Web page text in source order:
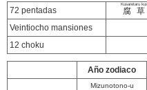
72 pentadas 腐
Kusaretaru
Veintiocho mansiones
12 choku
Año zodiaco
Mizunotono-u